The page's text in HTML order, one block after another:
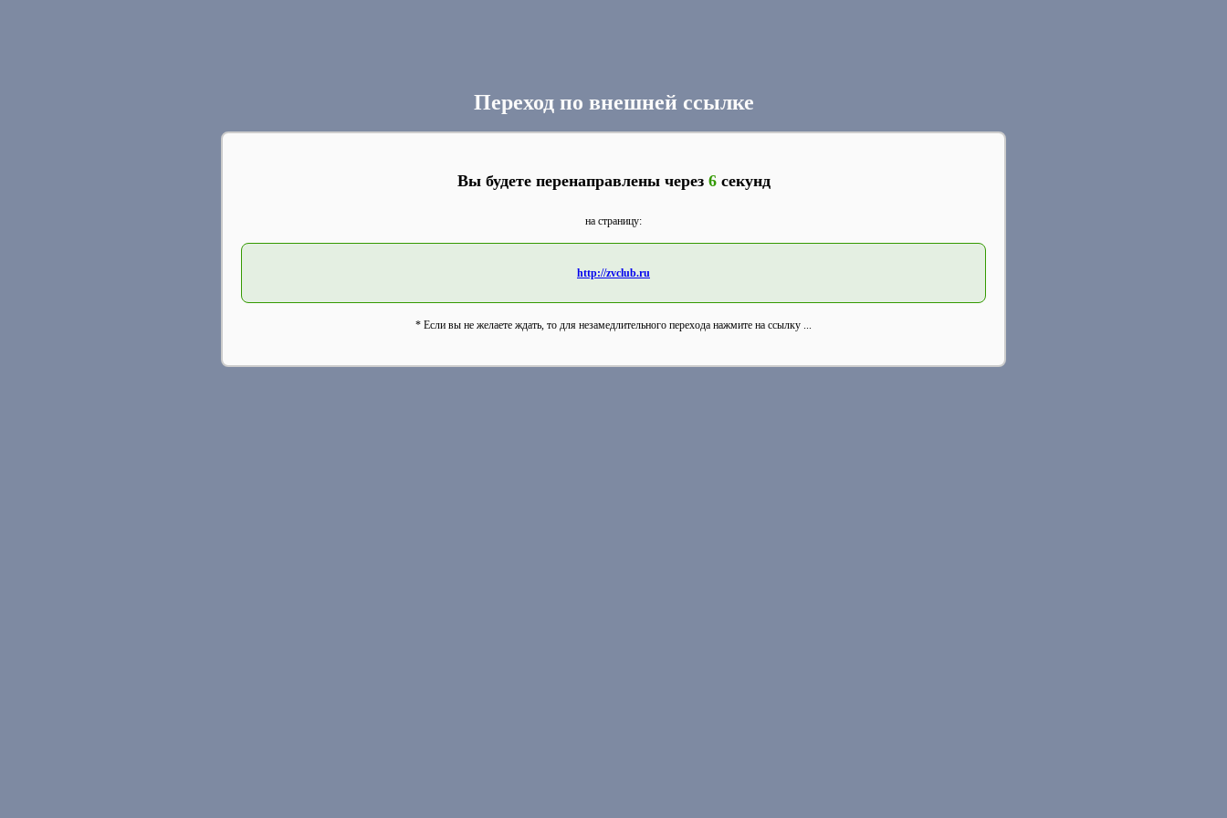
Переход по внешней ссылке
Вы будете перенаправлены через 6секунд
на страницу:
http://zvclub.ru
* Если вы не желаете ждать, то для незамедлительного перехода нажмите на ссылку ...